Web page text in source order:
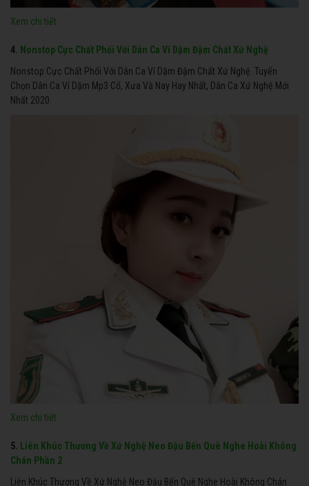
Xem chi tiết
4.
Nonstop Cực Chất Phối Với Dân Ca Ví Dặm Đậm Chất Xứ Nghệ
Nonstop Cực Chất Phối Với Dân Ca Ví Dặm Đậm Chất Xứ Nghệ. Tuyển
Chọn Dân Ca Ví Dặm Mp3 Cổ, Xưa Và Nay Hay Nhất, Dân Ca Xứ Nghệ Mới
Nhất 2020.
Xem chi tiết
5.
Liên Khúc Thương Về Xứ Nghệ Neo Đậu Bến Quê Nghe Hoài Không
Chán Phần 2
Liên Khúc Thương Về Xứ Nghệ Neo Đậu Bến Quê Nghe Hoài Không Chán